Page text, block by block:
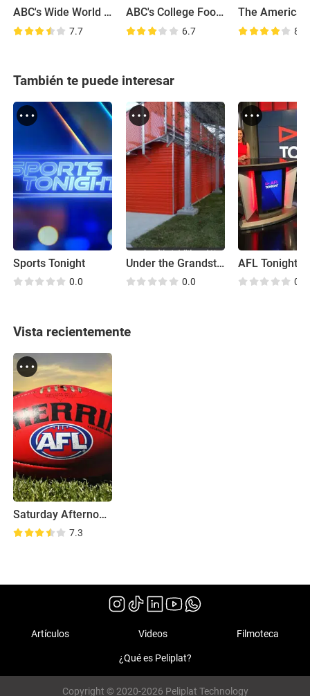
ABC's Wide World of Sports
7.7
ABC's College Football
6.7 8.1
También te puede interesar
Sports Tonight
0.0
Under the Grandstand
0.0
AFL Tonight
0.0
Vista recientemente
Saturday Afternoon AFL
7.3
Artículos Videos Filmoteca
¿Qué es Peliplat?
Copyright © 2020-2026 Peliplat Technology